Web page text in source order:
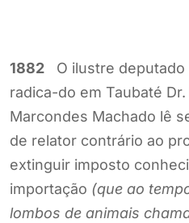
1882 O ilustre deputado
radica-do em Taubaté
Marcondes Machado lê
de relator contrário ao
extinguir imposto
importação (que ao
lombos de animais